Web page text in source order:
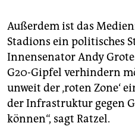
Außerdem ist das
Stadions ein politisches
Innensenator Andy
G20-Gipfel verhindern
unweit der ‚roten Zone‘
der Infrastruktur gegen
können“, sagt Ratzel.